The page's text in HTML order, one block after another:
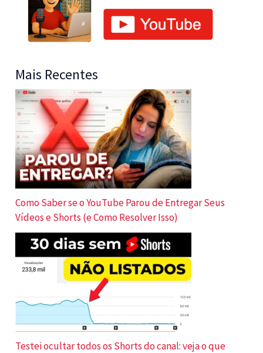
Mais Recentes
Como Saber se o YouTube Parou de Entregar Seus
Vídeos e Shorts (e Como Resolver Isso)
Testei ocultar todos os Shorts do canal: veja o que